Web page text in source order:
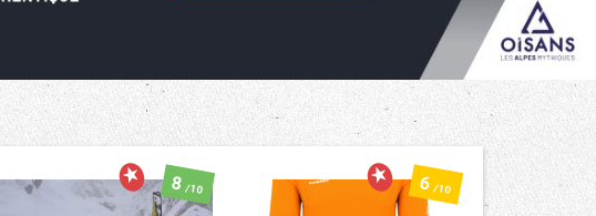
8/10 6/10